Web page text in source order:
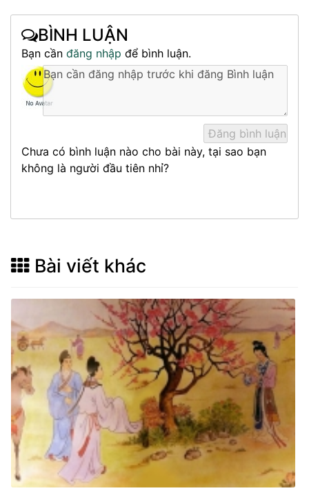
BÌNH LUẬN
Bạn cần đăng nhập để bình luận.
Chưa có bình luận nào cho bài này, tại sao bạn
không là người đầu tiên nhỉ?
Bài viết khác